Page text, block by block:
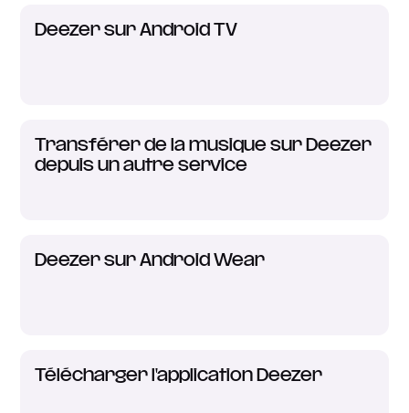
Deezer sur Android TV
Transférer de la musique sur Deezer
depuis un autre service
Deezer sur Android Wear
Télécharger l'application Deezer